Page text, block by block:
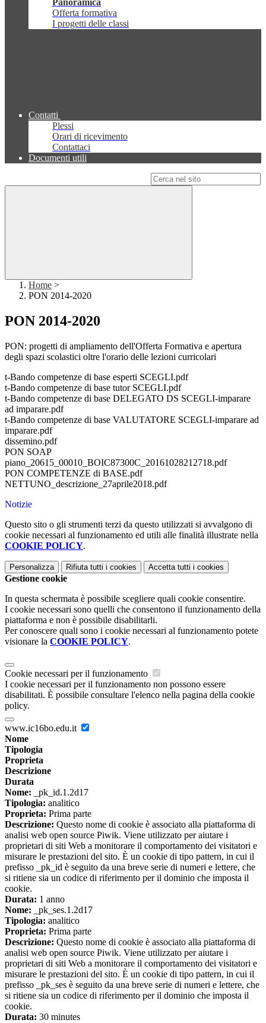
Panoramica
Offerta formativa
I progetti delle classi
Contatti
Plessi
Orari di ricevimento
Contattaci
Documenti utili
Home >
PON 2014-2020
PON 2014-2020
PON: progetti di ampliamento dell'Offerta Formativa e apertura
degli spazi scolastici oltre l'orario delle lezioni curricolari
t-Bando competenze di base esperti SCEGLI.pdf
t-Bando competenze di base tutor SCEGLI.pdf
t-Bando competenze di base DELEGATO DS SCEGLI-imparare
ad imparare.pdf
t-Bando competenze di base VALUTATORE SCEGLI-imparare ad
imparare.pdf
dissemino.pdf
PON SOAP
piano_20615_00010_BOIC87300C_20161028212718.pdf
PON COMPETENZE di BASE.pdf
NETTUNO_descrizione_27aprile2018.pdf
Notizie
Questo sito o gli strumenti terzi da questo utilizzati si avvalgono di
cookie necessari al funzionamento ed utili alle finalità illustrate nella
COOKIE POLICY.
Personalizza Rifiuta tutti i cookies Accetta tutti i cookies
Gestione cookie
In questa schermata è possibile scegliere quali cookie consentire.
I cookie necessari sono quelli che consentono il funzionamento della
piattaforma e non è possibile disabilitarli.
Per conoscere quali sono i cookie necessari al funzionamento potete
visionare la COOKIE POLICY.
Cookie necessari per il funzionamento
I cookie necessari per il funzionamento non possono essere
disabilitati. È possibile consultare l'elenco nella pagina della cookie
policy.
www.ic16bo.edu.it
Nome
Tipologia
Proprieta
Descrizione
Durata
Nome: _pk_id.1.2d17
Tipologia: analitico
Proprieta: Prima parte
Descrizione: Questo nome di cookie è associato alla piattaforma di
analisi web open source Piwik. Viene utilizzato per aiutare i
proprietari di siti Web a monitorare il comportamento dei visitatori e
misurare le prestazioni del sito. È un cookie di tipo pattern, in cui il
prefisso _pk_id è seguito da una breve serie di numeri e lettere, che
si ritiene sia un codice di riferimento per il dominio che imposta il
cookie.
Durata: 1 anno
Nome: _pk_ses.1.2d17
Tipologia: analitico
Proprieta: Prima parte
Descrizione: Questo nome di cookie è associato alla piattaforma di
analisi web open source Piwik. Viene utilizzato per aiutare i
proprietari di siti Web a monitorare il comportamento dei visitatori e
misurare le prestazioni del sito. È un cookie di tipo pattern, in cui il
prefisso _pk_ses è seguito da una breve serie di numeri e lettere, che
si ritiene sia un codice di riferimento per il dominio che imposta il
cookie.
Durata: 30 minutes